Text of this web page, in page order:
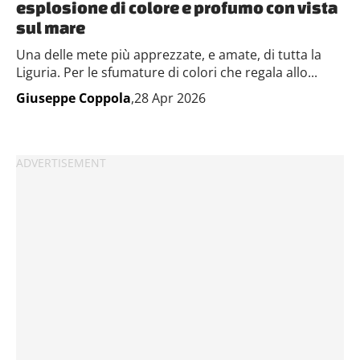
esplosione di colore e profumo con vista
sul mare
Una delle mete più apprezzate, e amate, di tutta la
Liguria. Per le sfumature di colori che regala allo...
Giuseppe Coppola,28 Apr 2026